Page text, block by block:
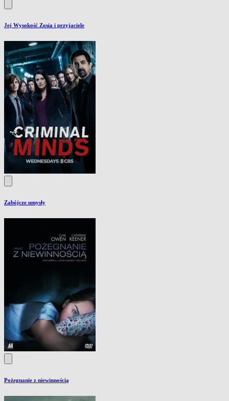
Jej Wysokość Zosia i przyjaciele
Zabójcze umysły
Pożegnanie z niewinnością